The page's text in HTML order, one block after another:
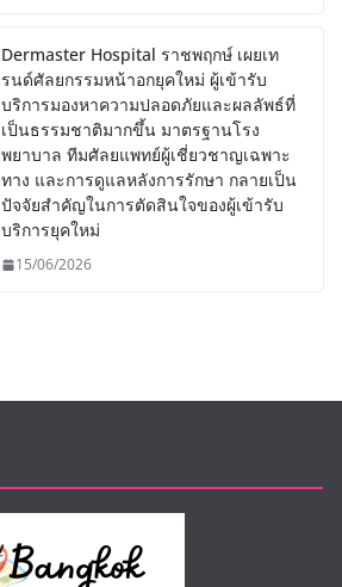
Dermaster Hospital ราชพฤกษ์ เผยเท
รนด์ศัลยกรรมหน้าอกยุคใหม่ ผู้เข้ารับ
บริการมองหาความปลอดภัยและผลลัพธ์ที่
เป็นธรรมชาติมากขึ้น มาตรฐานโรง
พยาบาล ทีมศัลยแพทย์ผู้เชี่ยวชาญเฉพาะ
ทาง และการดูแลหลังการรักษา กลายเป็น
ปัจจัยสำคัญในการตัดสินใจของผู้เข้ารับ
บริการยุคใหม่
15/06/2026